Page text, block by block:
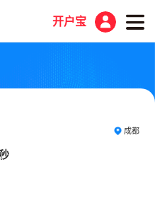
开户宝
成都